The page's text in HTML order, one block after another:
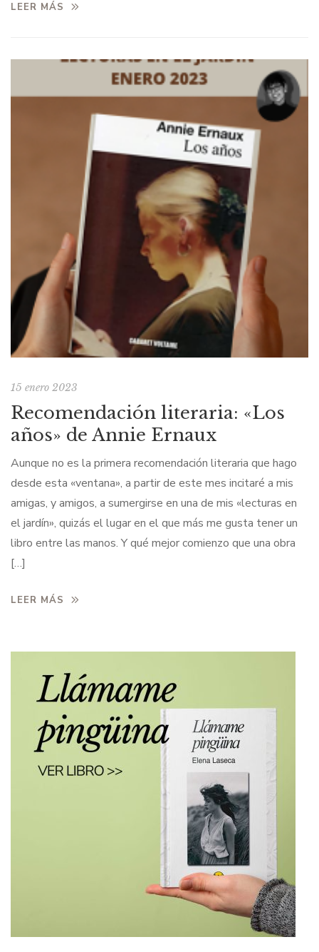
LEER MÁS
15 enero 2023
Recomendación literaria: «Los
años» de Annie Ernaux
Aunque no es la primera recomendación literaria que hago
desde esta «ventana», a partir de este mes incitaré a mis
amigas, y amigos, a sumergirse en una de mis «lecturas en
el jardín», quizás el lugar en el que más me gusta tener un
libro entre las manos. Y qué mejor comienzo que una obra
[…]
LEER MÁS